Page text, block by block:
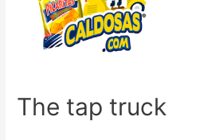
The tap truck